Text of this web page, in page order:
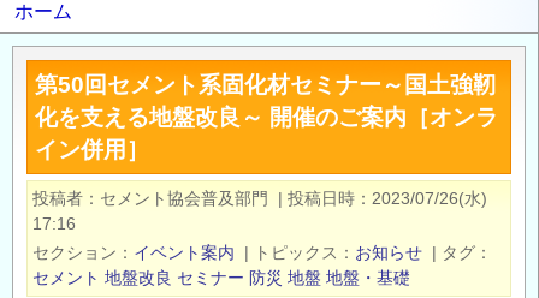
移
パ
ン
く
ず
ホーム
第50回セメント系固化材セミナー～国土強靭
化を支える地盤改良～ 開催のご案内［オンラ
イン併用］
投稿者 セメント協会普及部門 | 投稿日時
2023/07/26(水)
17:16
セクション
イベント案内 | トピックス お知らせ | タグ
セメント 地盤改良 セミナー 防災 地盤 地盤・基礎